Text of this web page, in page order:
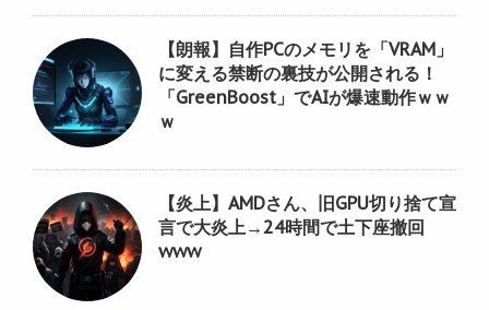
【朗報】自作PCのメモリを「VRAM」
に変える禁断の裏技が公開される！
「GreenBoost」でAIが爆速動作ｗｗ
ｗ
【炎上】AMDさん、旧GPU切り捨て宣
言で大炎上→24時間で土下座撤回
www